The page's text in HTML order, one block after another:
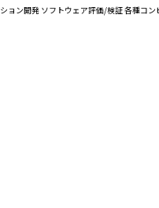
ョン開発 ソフトウェア評価/検証 各種